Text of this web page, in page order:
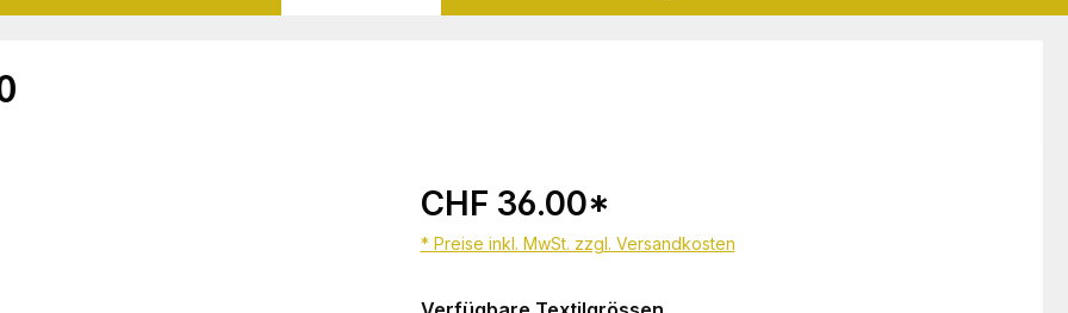
CHF 36.00*
* Preise inkl. MwSt. zzgl. Versandkosten
auswählen